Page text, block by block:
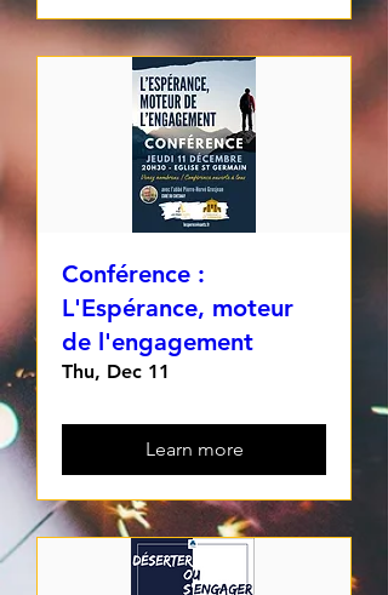
Conférence :
L'Espérance, moteur
de l'engagement
Thu, Dec 11
Learn more